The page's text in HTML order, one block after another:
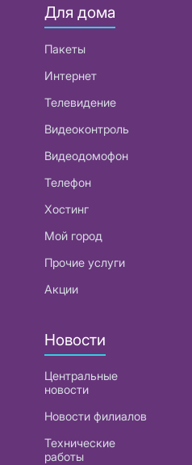
Для дома
Пакеты
Интернет
Телевидение
Видеоконтроль
Видеодомофон
Телефон
Хостинг
Мой город
Прочие услуги
Акции
Новости
Центральные
новости
Новости филиалов
Технические
работы